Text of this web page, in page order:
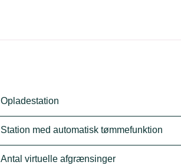
Opladestation
Station med automatisk tømmefunktion
Antal virtuelle afgrænsinger